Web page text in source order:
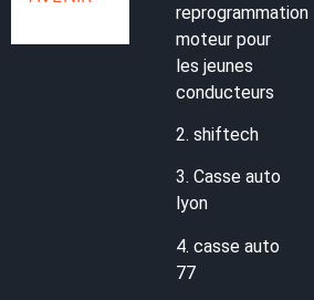
reprogrammation
moteur pour
les jeunes
conducteurs
2.shiftech
3.Casse auto
lyon
4.casse auto
77